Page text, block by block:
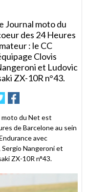
Journal moto du
des 24 Heures
: le CC
Clovis
et Ludovic
ZX-10R n°43.
Partager
sur
moto du Net est
de Barcelone au sein
avec
Sergio Nangeroni et
ZX-10R n°43.